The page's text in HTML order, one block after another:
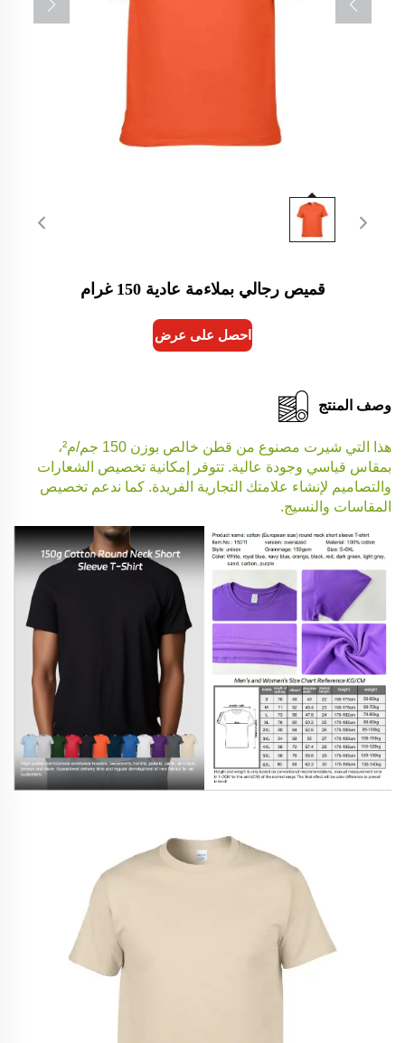
قميص رجالي بملاءمة عادية 150 غرام
احصل على عرض أسعار
وصف المنتج
هذا التي شيرت مصنوع من قطن خالص بوزن 150 جم/م²،
بمقاس قياسي وجودة عالية. تتوفر إمكانية تخصيص الشعارات
والتصاميم لإنشاء علامتك التجارية الفريدة. كما ندعم تخصيص
المقاسات والنسيج.